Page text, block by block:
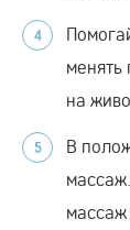
на
В
массаж